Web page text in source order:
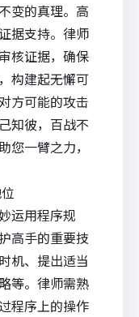
变的真理。高
据支持。律师
核证据，确保
构建起无懈可
方可能的攻击
知彼，百战不
您一臂之力，
运用程序规
高手的重要技
机、提出适当
等。律师需熟
程序上的操作